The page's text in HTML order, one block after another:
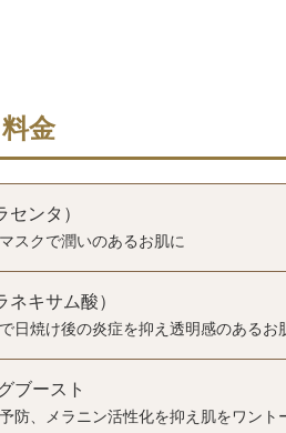
金
ンタ）
スクで潤いのあるお肌に
キサム酸）
日焼け後の炎症を抑え透明感のあるお
ブースト
防、メラニン活性化を抑え肌をワント